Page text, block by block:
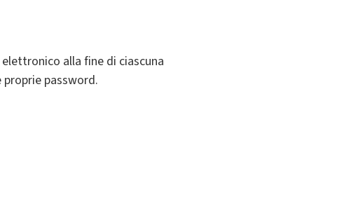
alla fine di ciascuna
password.